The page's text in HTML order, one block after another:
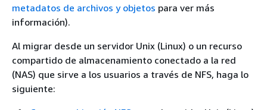
metadatos de archivos y objetos para ver más
información).
Al migrar desde un servidor Unix (Linux) o un recurso
compartido de almacenamiento conectado a la red
(NAS) que sirve a los usuarios a través de NFS, haga lo
siguiente: